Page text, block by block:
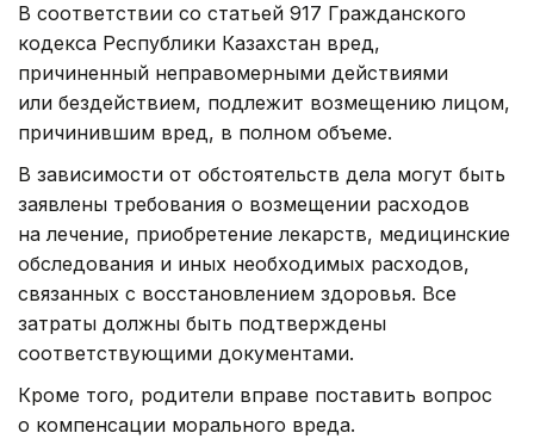
В соответствии со статьей 917 Гражданского
кодекса Республики Казахстан вред,
причиненный неправомерными действиями
или бездействием, подлежит возмещению лицом,
причинившим вред, в полном объеме.
В зависимости от обстоятельств дела могут быть
заявлены требования о возмещении расходов
на лечение, приобретение лекарств, медицинские
обследования и иных необходимых расходов,
связанных с восстановлением здоровья. Все
затраты должны быть подтверждены
соответствующими документами.
Кроме того, родители вправе поставить вопрос
о компенсации морального вреда.